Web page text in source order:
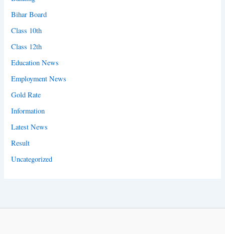
Bihar Board
Class 10th
Class 12th
Education News
Employment News
Gold Rate
Information
Latest News
Result
Uncategorized